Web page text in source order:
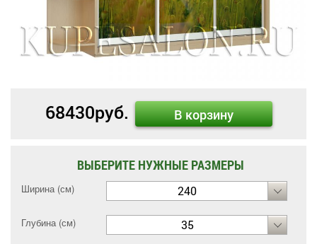
68430руб. В корзину
ВЫБЕРИТЕ НУЖНЫЕ РАЗМЕРЫ
Ширина (см) 240
Глубина (см) 35